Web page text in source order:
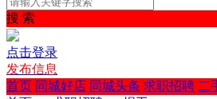
搜 索
点击登录
发布信息
首页 同城好店 同城头条 求职招聘 二